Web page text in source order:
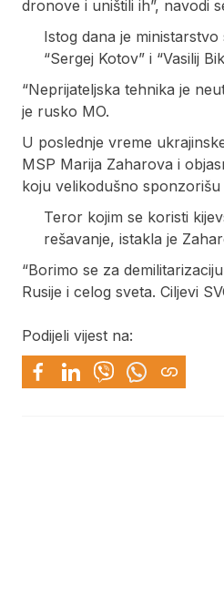
dronove i uništili ih”, navodi
Istog dana je
“Sergej Kotov” i “Vasilij
“Neprijateljska tehnika je
je rusko MO.
U poslednje vreme
MSP Marija Zaharova i
koju velikodušno
Teror kojim se koristi
rešavanje, istakla je
“Borimo se za
Rusije i celog sveta. Ciljevi
Podijeli vijest na: